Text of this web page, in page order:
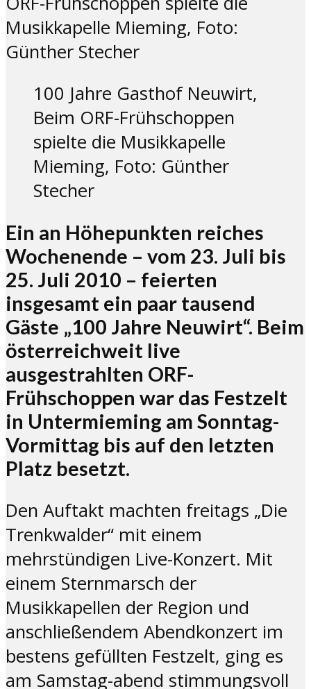
100 Jahre Gasthof Neuwirt,
Beim ORF-Frühschoppen
spielte die Musikkapelle
Mieming, Foto: Günther
Stecher
Ein an Höhepunkten reiches
Wochenende – vom 23. Juli bis
25. Juli 2010 – feierten
insgesamt ein paar tausend
Gäste „100 Jahre Neuwirt“. Beim
österreichweit live
ausgestrahlten ORF-
Frühschoppen war das Festzelt
in Untermieming am Sonntag-
Vormittag bis auf den letzten
Platz besetzt.
Den Auftakt machten freitags „Die
Trenkwalder“ mit einem
mehrstündigen Live-Konzert. Mit
einem Sternmarsch der
Musikkapellen der Region und
anschließendem Abendkonzert im
bestens gefüllten Festzelt, ging es
am Samstag-abend stimmungsvoll